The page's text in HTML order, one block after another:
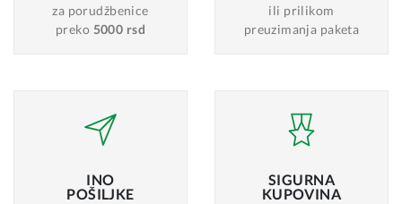
za porudžbenice
preko 5000 rsd
ili prilikom
preuzimanja paketa
INO
POŠILJKE
SIGURNA
KUPOVINA